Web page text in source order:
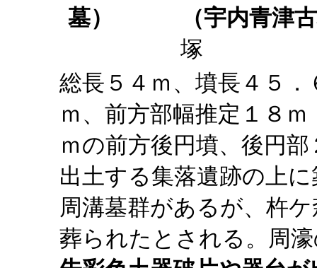
墓）
（宇内青津古
総長５４ｍ、墳長４５
ｍ、前方部幅推定１８
ｍの前方後円墳、後円
出土する集落遺跡の上
周溝墓群があるが、杵
葬られたとされる。周